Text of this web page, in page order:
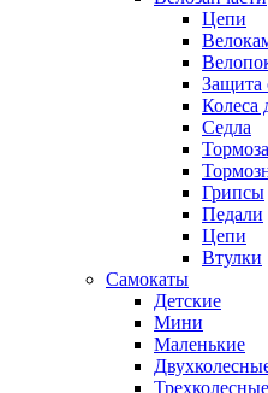
Цепи
Колеса
Седла
Тормоза
Грипсы
Педали
Цепи
Втулки
Самокаты
Детские
Мини
Маленькие
Трехколесные